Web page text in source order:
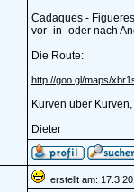
Cadaques -
vor- in- oder nach
Die Route:
http://goo.gl/maps/
Kurven über
Dieter
erstellt am: